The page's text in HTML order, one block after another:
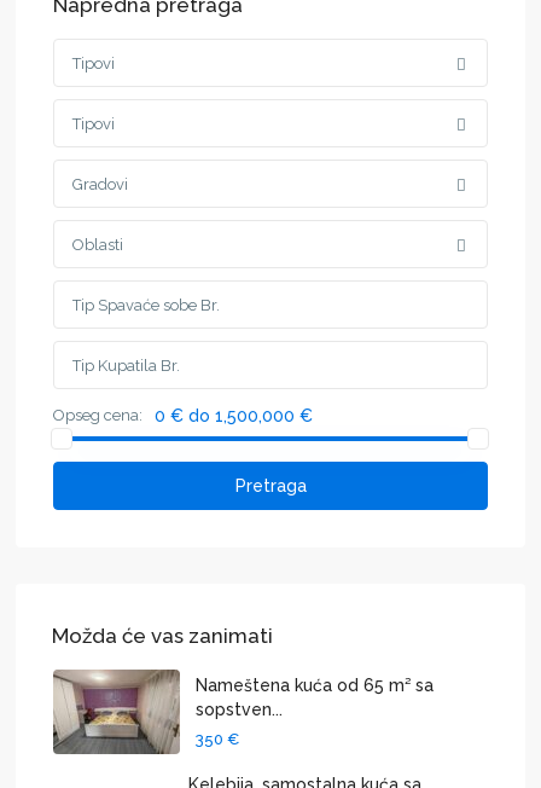
Napredna pretraga
Tipovi
Tipovi
Gradovi
Oblasti
Opseg cena: 0 € do 1,500,000 €
Pretraga
Možda će vas zanimati
Nameštena kuća od 65 m² sa
sopstven...
350 €